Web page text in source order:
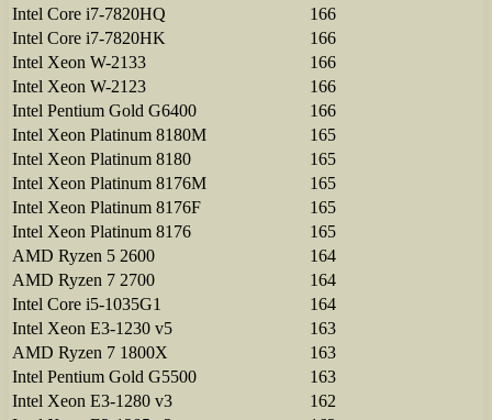
Intel Core i7-7820HQ
166
Intel Core i7-7820HK
166
Intel Xeon W-2133
166
Intel Xeon W-2123
166
Intel Pentium Gold G6400
166
Intel Xeon Platinum 8180M
165
Intel Xeon Platinum 8180
165
Intel Xeon Platinum 8176M
165
Intel Xeon Platinum 8176F
165
Intel Xeon Platinum 8176
165
AMD Ryzen 5 2600
164
AMD Ryzen 7 2700
164
Intel Core i5-1035G1
164
Intel Xeon E3-1230 v5
163
AMD Ryzen 7 1800X
163
Intel Pentium Gold G5500
163
Intel Xeon E3-1280 v3
162